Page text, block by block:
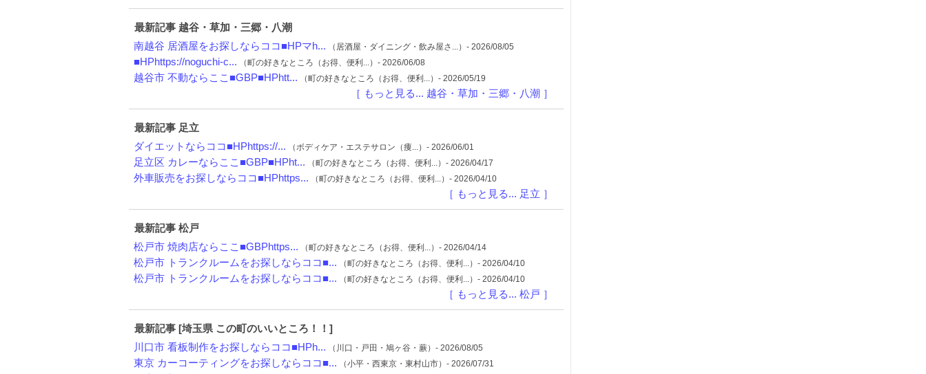
最新記事 越谷・草加・三郷・八潮
南越谷 居酒屋をお探しならココ■HPマh... （居酒屋・ダイニング・飲み屋さ...）- 2026/08/05
■HPhttps://noguchi-c... （町の好きなところ（お得、便利...）- 2026/06/08
越谷市 不動ならここ■GBP■HPhtt... （町の好きなところ（お得、便利...）- 2026/05/19
［ もっと見る... 越谷・草加・三郷・八潮 ］
最新記事 足立
ダイエットならココ■HPhttps://... （ボディケア・エステサロン（痩...）- 2026/06/01
足立区 カレーならここ■GBP■HPht... （町の好きなところ（お得、便利...）- 2026/04/17
外車販売をお探しならココ■HPhttps... （町の好きなところ（お得、便利...）- 2026/04/10
［ もっと見る... 足立 ］
最新記事 松戸
松戸市 焼肉店ならここ■GBPhttps... （町の好きなところ（お得、便利...）- 2026/04/14
松戸市 トランクルームをお探しならココ■... （町の好きなところ（お得、便利...）- 2026/04/10
松戸市 トランクルームをお探しならココ■... （町の好きなところ（お得、便利...）- 2026/04/10
［ もっと見る... 松戸 ］
最新記事 [埼玉県 この町のいいところ！！]
川口市 看板制作をお探しならココ■HPh... （川口・戸田・鳩ヶ谷・蕨）- 2026/08/05
東京 カーコーティングをお探しならココ■... （小平・西東京・東村山市）- 2026/07/31